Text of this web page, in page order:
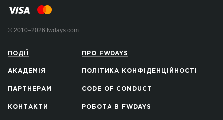
© 2010–2026 fwdays.com
ПОДІЇ
АКАДЕМІЯ
ПАРТНЕРАМ
КОНТАКТИ
ПРО FWDAYS
ПОЛІТИКА КОНФІДЕНЦІЙНОСТІ
CODE OF CONDUCT
РОБОТА В FWDAYS